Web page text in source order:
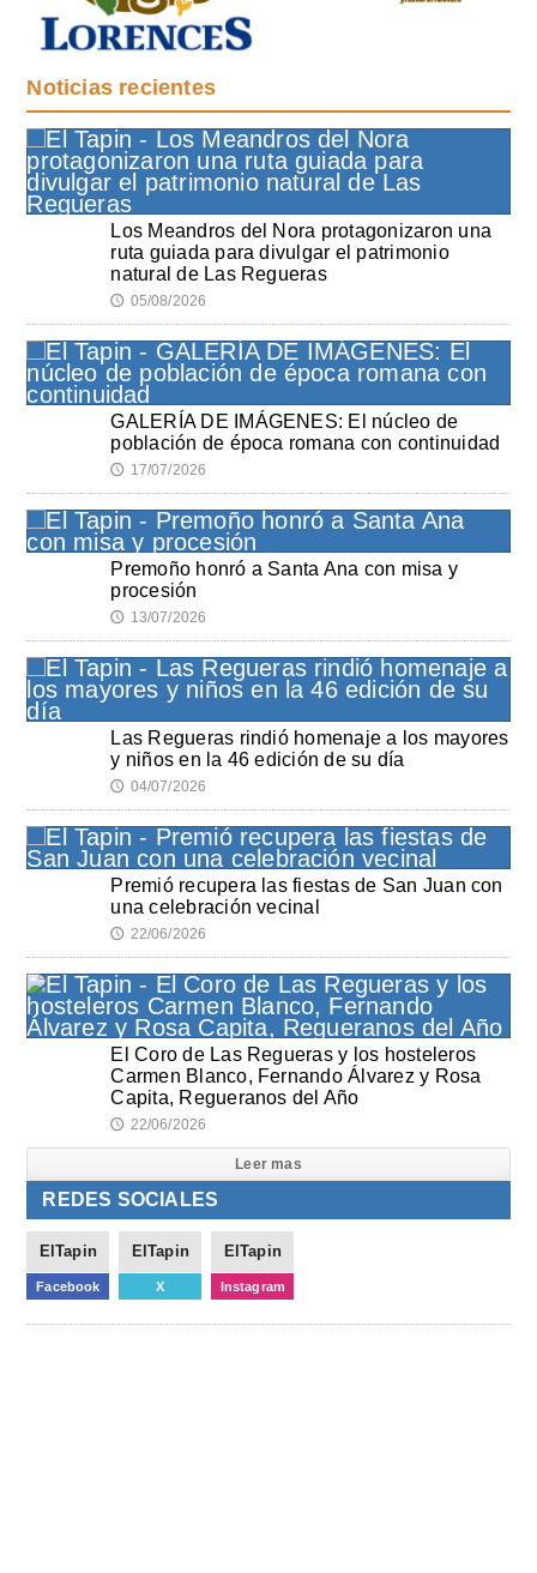
Noticias recientes
Los Meandros del Nora protagonizaron una
ruta guiada para divulgar el patrimonio
natural de Las Regueras
🕔 05/08/2026
GALERÍA DE IMÁGENES: El núcleo de
población de época romana con continuidad
🕔 17/07/2026
Premoño honró a Santa Ana con misa y
procesión
🕔 13/07/2026
Las Regueras rindió homenaje a los mayores
y niños en la 46 edición de su día
🕔 04/07/2026
Premió recupera las fiestas de San Juan con
una celebración vecinal
🕔 22/06/2026
El Coro de Las Regueras y los hosteleros
Carmen Blanco, Fernando Álvarez y Rosa
Capita, Regueranos del Año
🕔 22/06/2026
Leer mas
REDES SOCIALES
ElTapin
Facebook
ElTapin
X
ElTapin
Instagram